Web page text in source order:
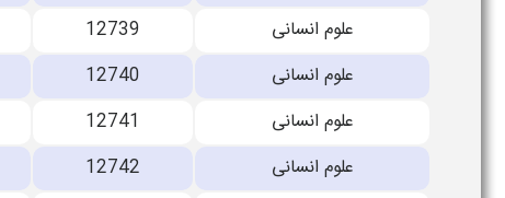
علوم انسانی
12739
علوم انسانی
12740
علوم انسانی
12741
علوم انسانی
12742